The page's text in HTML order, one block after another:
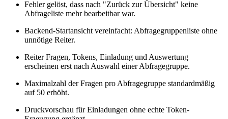
Fehler gelöst, dass nach "Zurück zur Übersicht" keine
Abfrageliste mehr bearbeitbar war.
Backend-Startansicht vereinfacht: Abfragegruppenliste ohne
unnötige Reiter.
Reiter Fragen, Tokens, Einladung und Auswertung
erscheinen erst nach Auswahl einer Abfragegruppe.
Maximalzahl der Fragen pro Abfragegruppe standardmäßig
auf 50 erhöht.
Druckvorschau für Einladungen ohne echte Token-